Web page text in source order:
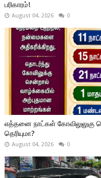
பரிகாரம்!
August 04, 2026 0
எத்தனை நாட்கள் கோவிலுலுகு
தெரியுமா?
August 04, 2026 0